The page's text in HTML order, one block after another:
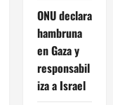
ONU declara
hambruna
en Gaza y
responsabil
iza a Israel